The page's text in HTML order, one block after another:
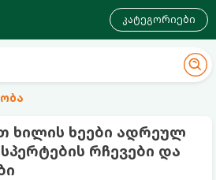
კატეგორიები
ხილის ხეები ადრეულ
რჩევები და